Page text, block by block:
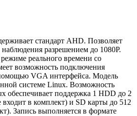
стандарт AHD. Позволяет
разрешением до 1080P.
реального времени со
возможность подключения
VGA интерфейса. Модель
системе Linux. Возможность
обеспечивает поддержка 1 HDD до 2
в комплект) и SD карты до 512
Запись выполняется в формате